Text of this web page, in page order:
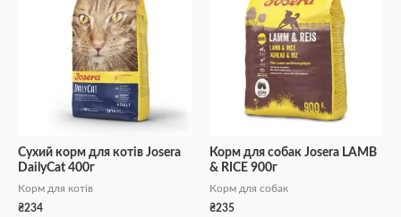
Сухий корм для котів Josera
DailyCat 400г
Корм для котів
₴234
Корм для собак Josera LAMB
& RICE 900г
Корм для собак
₴235